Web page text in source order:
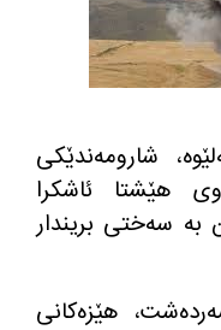
١٣ی خاكه‌لێوه‌، شارومه‌ندێكی
هێشتا ئاشكرا
به‌ سه‌ختی بریندار
هێزه‌كانی